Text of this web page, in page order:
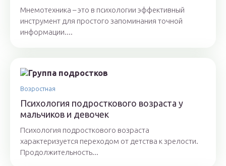
Мнемотехника – это в психологии эффективный
инструмент для простого запоминания точной
информации....
Возростная
Психология подросткового возраста у
мальчиков и девочек
Психология подросткового возраста
характеризуется переходом от детства к зрелости.
Продолжительность...